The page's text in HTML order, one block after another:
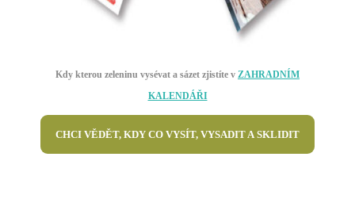
Kdy kterou zeleninu vysévat a sázet zjistíte v ZAHRADNÍM
KALENDÁŘI
CHCI VĚDĚT, KDY CO VYSÍT, VYSADIT A SKLIDIT